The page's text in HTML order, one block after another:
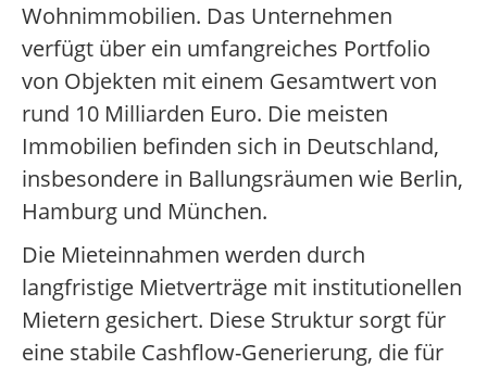
Wohnimmobilien. Das Unternehmen
verfügt über ein umfangreiches Portfolio
von Objekten mit einem Gesamtwert von
rund 10 Milliarden Euro. Die meisten
Immobilien befinden sich in Deutschland,
insbesondere in Ballungsräumen wie Berlin,
Hamburg und München.
Die Mieteinnahmen werden durch
langfristige Mietverträge mit institutionellen
Mietern gesichert. Diese Struktur sorgt für
eine stabile Cashflow-Generierung, die für